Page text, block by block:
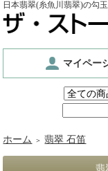
日本翡翠(糸魚川翡翠)の勾
マイペー
ホーム ＞ 翡翠 石笛
翡